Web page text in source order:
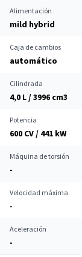
Alimentación
mild hybrid
Caja de cambios
automático
Cilindrada
4,0 L / 3996 cm3
Potencia
600 CV / 441 kW
Máquina de torsión
-
Velocidad máxima
-
Aceleración
-